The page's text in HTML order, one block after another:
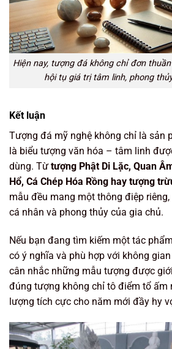
Hiện nay, tượng đá không chỉ đơn
hội tụ giá trị tâm linh, phong
Kết luận
Tượng đá mỹ nghệ không chỉ là sản
là biểu tượng văn hóa – tâm linh
dùng. Từ tượng Phật Di Lặc, Quan
Hổ, Cá Chép Hóa Rồng hay tượng
mẫu đều mang một thông điệp
cá nhân và phong thủy của gia chủ.
Nếu bạn đang tìm kiếm một tác
có ý nghĩa và phù hợp với không
cân nhắc những mẫu tượng được
đúng tượng không chỉ tô điểm tổ ấm
lượng tích cực cho năm mới đầy hy